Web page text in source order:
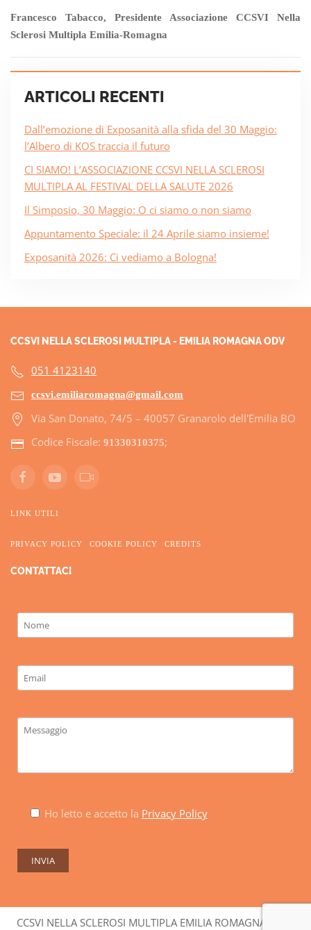
Francesco Tabacco, Presidente Associazione CCSVI Nella
Sclerosi Multipla Emilia-Romagna
ARTICOLI RECENTI
Dall’emozione di Exposanità alla sfida del 30 Maggio:
l’Albero di KOS traccia il futuro
CI SIAMO! L’ASSOCIAZIONE CCSVI NELLA SCLEROSI
MULTIPLA AL FESTIVAL DELLA SALUTE 2026
Il Simposio, 30 Maggio: O ci siamo o non siamo
Appuntamento Speciale: il 24 Aprile siamo insieme!
Exposanità 2026: Ci vediamo a Bologna!
CCSVI NELLA SCLEROSI MULTIPLA - EMILIA ROMAGNA ODV
051 4123140
ccsvi.emiliaromagna@gmail.com
Via San Donato, 74/5 – 40057 Granarolo dell'Emilia BO
Codice Fiscale: 91330310375;
LINK UTILI
PRIVACY POLICY COOKIE POLICY CREDITS
CONTATTACI
Ho letto e accetto la Privacy Policy
CCSVI NELLA SCLEROSI MULTIPLA EMILIA ROMAGNA ODV-